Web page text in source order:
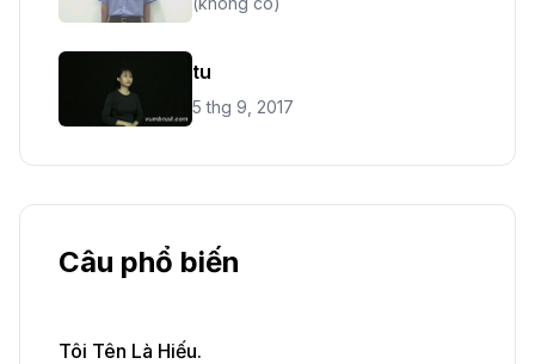
tu
5 thg 9, 2017
Câu phổ biến
Tôi Tên Là Hiếu.